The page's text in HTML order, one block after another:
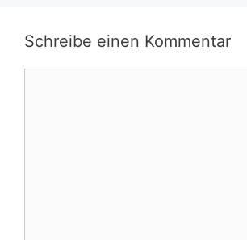
Schreibe einen Kommentar